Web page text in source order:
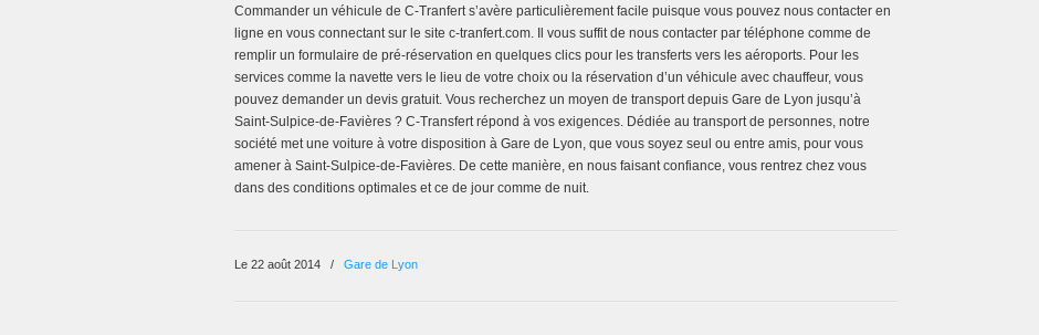
Commander un véhicule de C-Tranfert s’avère particulièrement facile puisque vous pouvez nous contacter en
ligne en vous connectant sur le site c-tranfert.com. Il vous suffit de nous contacter par téléphone comme de
remplir un formulaire de pré-réservation en quelques clics pour les transferts vers les aéroports. Pour les
services comme la navette vers le lieu de votre choix ou la réservation d’un véhicule avec chauffeur, vous
pouvez demander un devis gratuit. Vous recherchez un moyen de transport depuis Gare de Lyon jusqu’à
Saint-Sulpice-de-Favières ? C-Transfert répond à vos exigences. Dédiée au transport de personnes, notre
société met une voiture à votre disposition à Gare de Lyon, que vous soyez seul ou entre amis, pour vous
amener à Saint-Sulpice-de-Favières. De cette manière, en nous faisant confiance, vous rentrez chez vous
dans des conditions optimales et ce de jour comme de nuit.
Le 22 août 2014 / Gare de Lyon